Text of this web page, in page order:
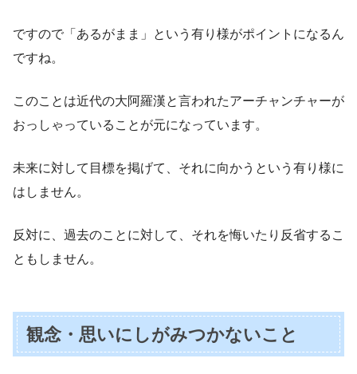
ですので「あるがまま」という有り様がポイントになるん
ですね。
このことは近代の大阿羅漢と言われたアーチャンチャーが
おっしゃっていることが元になっています。
未来に対して目標を掲げて、それに向かうという有り様に
はしません。
反対に、過去のことに対して、それを悔いたり反省するこ
ともしません。
観念・思いにしがみつかないこと